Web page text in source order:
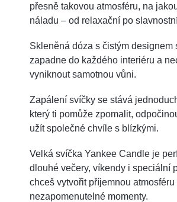
přesně takovou atmosféru, na
náladu – od relaxační po
Skleněná dóza s čistým designem
zapadne do každého interiéru a
vyniknout samotnou vůni.
Zapálení svíčky se stává
který ti pomůže zpomalit,
užít společné chvíle s blízkými.
Velká svíčka Yankee Candle je
dlouhé večery, víkendy i speciální
chceš vytvořit příjemnou atmosféru
nezapomenutelné momenty.